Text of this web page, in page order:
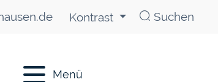
Kontrast Suchen
Menü